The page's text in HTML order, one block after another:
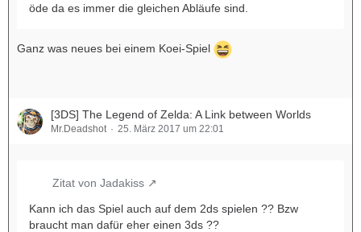
öde da es immer die gleichen Abläufe sind.
Ganz was neues bei einem Koei-Spiel
[3DS] The Legend of Zelda: A Link between Worlds
Mr.Deadshot 25. März 2017 um 22:01
Zitat von Jadakiss
Kann ich das Spiel auch auf dem 2ds spielen ?? Bzw
braucht man dafür eher einen 3ds ??